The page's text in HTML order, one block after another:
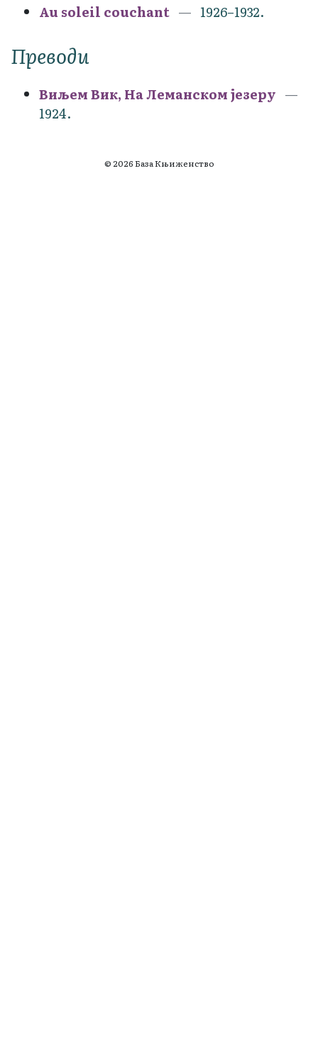
Au soleil couchant
1926–1932.
Преводи
Виљем Вик, На Леманском језеру
1924.
© 2026 База Књиженство